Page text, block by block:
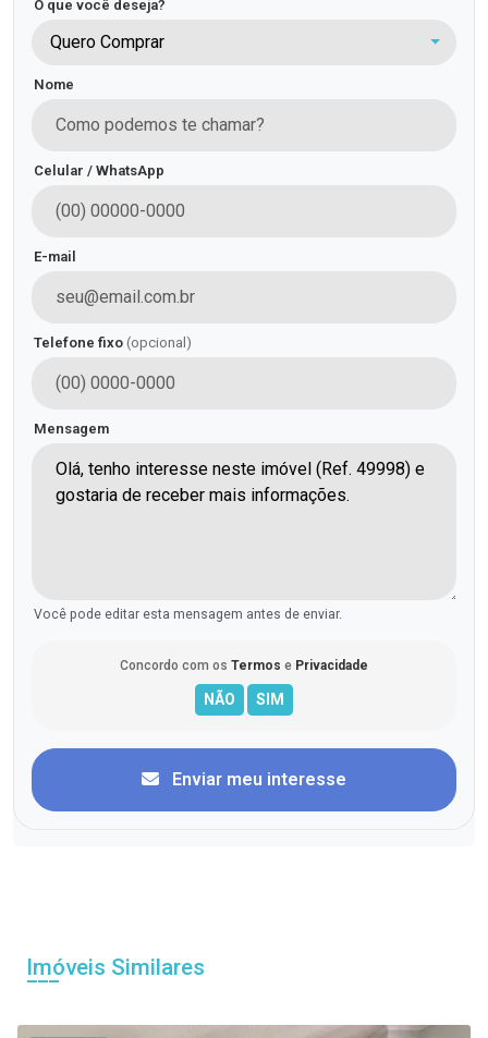
O que você deseja?
Quero Comprar
Nome
Celular / WhatsApp
E-mail
Telefone fixo (opcional)
Mensagem
Você pode editar esta mensagem antes de enviar.
Concordo com os Termos e Privacidade
Enviar meu interesse
Imóveis Similares